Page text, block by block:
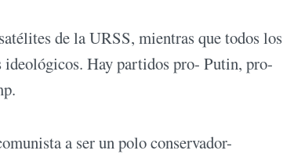
de la URSS, mientras que todos los
ideológicos. Hay partidos pro- Putin, pro-
a ser un polo conservador-